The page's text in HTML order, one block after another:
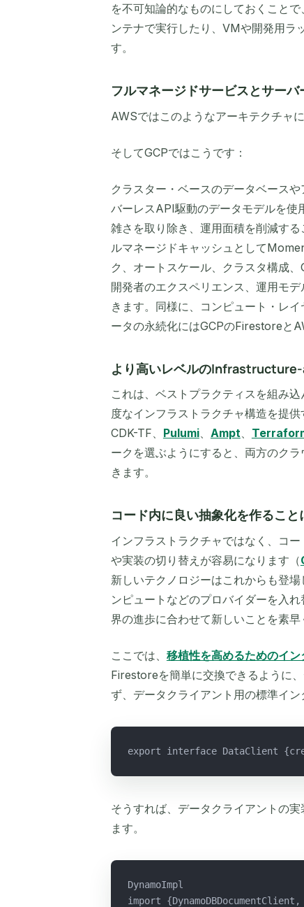
を不可知論的なものにしておくこと
ンテナで実行したり、VMや開発用ラ
す。
フルマネージドサービスとサー
AWSではこのようなアーキテクチャ
そしてGCPではこうです：
クラスター・ベースのデータベース
バーレスAPI駆動のデータモデルを使
雑さを取り除き、運用面積を削減す
ルマネージドキャッシュとして
ク、オートスケール、クラスタ構成
開発者のエクスペリエンス、運用モ
きます。同様に、コンピュート・レ
ータの永続化にはGCPのFirestoreと
より高いレベルの
これは、ベストプラクティスを組み
度なインフラストラクチャ構造を提
CDK-TF、 Pulumi、 Ampt、
ークを選ぶようにすると、両方のク
きます。
コード内に良い抽象化を作ること
インフラストラクチャではなく、コ
や実装の切り替えが容易になります（
新しいテクノロジーはこれからも登
ンピュートなどのプロバイダーを入
界の進歩に合わせて新しいことを素
ここでは、 移植性を高めるためのイ
Firestoreを簡単に交換できるように
ず、データクライアント用の標準イン
export interface DataClient
そうすれば、データクライアントの
ます。
DynamoImpl
import